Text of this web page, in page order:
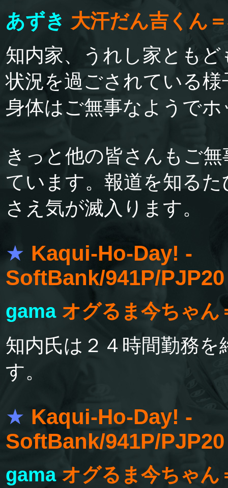
あずき 大汗だん吉くん
知内家、うれし家とも
状況を過ごされている
身体はご無事なようで
きっと他の皆さんもご
ています。報道を知る
さえ気が滅入ります。
★ Kaqui-Ho-Day! -
SoftBank/941P/
gama オグるま今ちゃん
知内氏は２４時間勤務を
す。
★ Kaqui-Ho-Day! -
SoftBank/941P/
gama オグるま今ちゃん